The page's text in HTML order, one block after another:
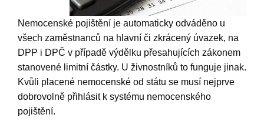
Nemocenské pojištění je automaticky odváděno u
všech zaměstnanců na hlavní či zkrácený úvazek, na
DPP i DPČ v případě výdělku přesahujících zákonem
stanovené limitní částky. U živnostníků to funguje jinak.
Kvůli placené nemocenské od státu se musí nejprve
dobrovolně přihlásit k systému nemocenského
pojištění.